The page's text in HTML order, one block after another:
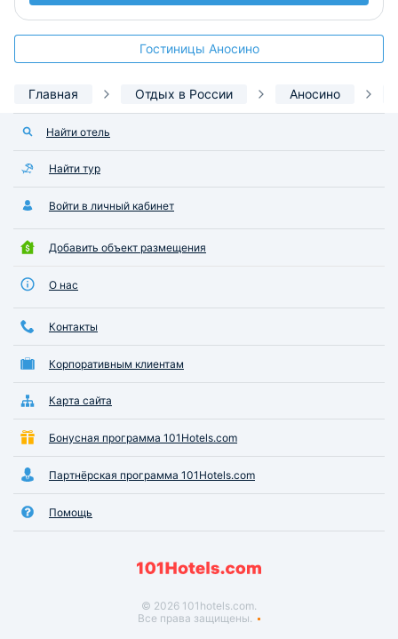
Гостиницы Аносино
Главная Отдых в России Аносино
Найти отель
Найти тур
Войти в личный кабинет
Добавить объект размещения
О нас
Контакты
Корпоративным клиентам
Карта сайта
Бонусная программа 101Hotels.com
Партнёрская программа 101Hotels.com
Помощь
© 2026 101hotels.com.
Все права защищены.